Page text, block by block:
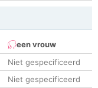
een vrouw
Niet gespecificeerd
Niet gespecificeerd